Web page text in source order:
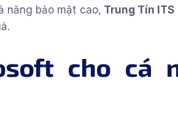
năng bảo mật cao, Trung Tín ITS
cho cá